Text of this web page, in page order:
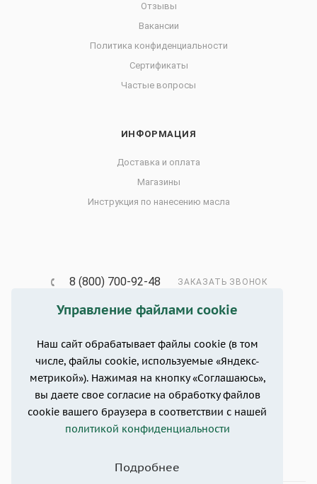
Управление файлами cookie
Наш сайт обрабатывает файлы cookie (в том
числе, файлы cookie, используемые «Яндекс-
метрикой»). Нажимая на кнопку «Соглашаюсь»,
вы даете свое согласие на обработку файлов
cookie вашего браузера в соответствии с нашей
политикой конфиденциальности
Подробнее
Отзывы
Вакансии
Политика конфиденциальности
Сертификаты
Частые вопросы
ИНФОРМАЦИЯ
Доставка и оплата
Магазины
Инструкция по нанесению масла
8 (800) 700-92-48 ЗАКАЗАТЬ ЗВОНОК
info@zhivica.pro
Краснодарский край, г. Анапа, ул.
Шевченко, 65, 2 этаж